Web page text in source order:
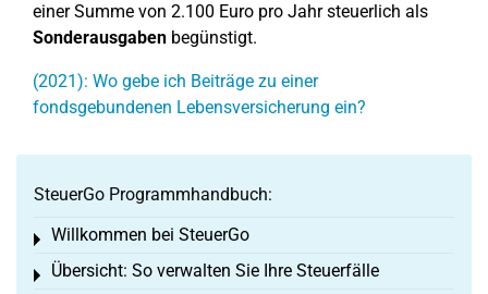
einer Summe von 2.100 Euro pro Jahr steuerlich als
Sonderausgaben begünstigt.
(2021): Wo gebe ich Beiträge zu einer
fondsgebundenen Lebensversicherung ein?
SteuerGo Programmhandbuch:
Willkommen bei SteuerGo
Toggle menu
Übersicht: So verwalten Sie Ihre Steuerfälle
Toggle menu